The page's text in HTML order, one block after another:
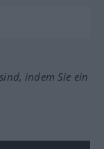
indem Sie ein